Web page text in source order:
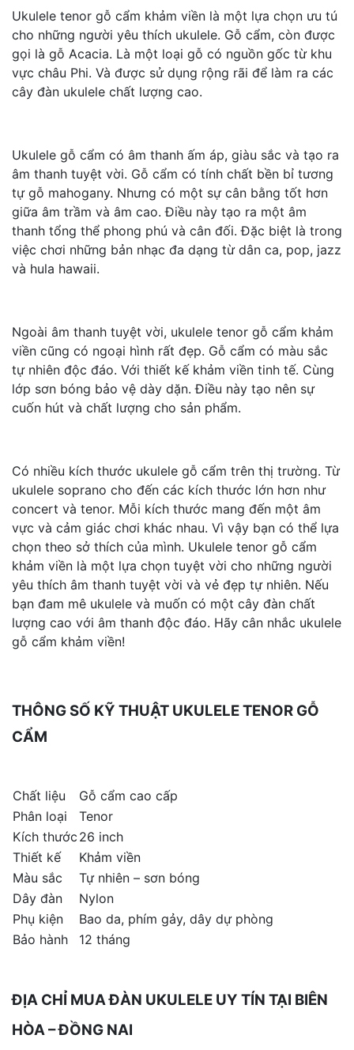
Ukulele tenor gỗ cẩm khảm viền là một lựa chọn ưu tú
cho những người yêu thích ukulele. Gỗ cẩm, còn được
gọi là gỗ Acacia. Là một loại gỗ có nguồn gốc từ khu
vực châu Phi. Và được sử dụng rộng rãi để làm ra các
cây đàn ukulele chất lượng cao.
Ukulele gỗ cẩm có âm thanh ấm áp, giàu sắc và tạo ra
âm thanh tuyệt vời. Gỗ cẩm có tính chất bền bỉ tương
tự gỗ mahogany. Nhưng có một sự cân bằng tốt hơn
giữa âm trầm và âm cao. Điều này tạo ra một âm
thanh tổng thể phong phú và cân đối. Đặc biệt là trong
việc chơi những bản nhạc đa dạng từ dân ca, pop, jazz
và hula hawaii.
Ngoài âm thanh tuyệt vời, ukulele tenor gỗ cẩm khảm
viền cũng có ngoại hình rất đẹp. Gỗ cẩm có màu sắc
tự nhiên độc đáo. Với thiết kế khảm viền tinh tế. Cùng
lớp sơn bóng bảo vệ dày dặn. Điều này tạo nên sự
cuốn hút và chất lượng cho sản phẩm.
Có nhiều kích thước ukulele gỗ cẩm trên thị trường. Từ
ukulele soprano cho đến các kích thước lớn hơn như
concert và tenor. Mỗi kích thước mang đến một âm
vực và cảm giác chơi khác nhau. Vì vậy bạn có thể lựa
chọn theo sở thích của mình. Ukulele tenor gỗ cẩm
khảm viền là một lựa chọn tuyệt vời cho những người
yêu thích âm thanh tuyệt vời và vẻ đẹp tự nhiên. Nếu
bạn đam mê ukulele và muốn có một cây đàn chất
lượng cao với âm thanh độc đáo. Hãy cân nhắc ukulele
gỗ cẩm khảm viền!
THÔNG SỐ KỸ THUẬT UKULELE TENOR GỖ
CẨM
Chất liệu
Gỗ cẩm cao cấp
Phân loại
Tenor
Kích thước 26 inch
Thiết kế
Khảm viền
Màu sắc
Tự nhiên – sơn bóng
Dây đàn
Nylon
Phụ kiện
Bao da, phím gảy, dây dự phòng
Bảo hành
12 tháng
ĐỊA CHỈ MUA ĐÀN UKULELE UY TÍN TẠI BIÊN
HÒA – ĐỒNG NAI